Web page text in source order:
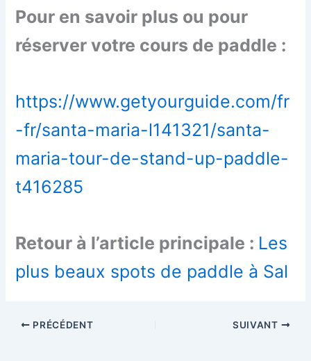
Pour en savoir plus ou pour
réserver votre cours de paddle :
https://www.getyourguide.com/fr
-fr/santa-maria-l141321/santa-
maria-tour-de-stand-up-paddle-
t416285
Retour à l’article principale : Les
plus beaux spots de paddle à Sal
PRÉCÉDENT SUIVANT